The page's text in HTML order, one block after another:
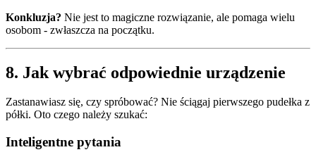
Konkluzja? Nie jest to magiczne rozwiązanie, ale pomaga wielu
osobom - zwłaszcza na początku.
8. Jak wybrać odpowiednie urządzenie
Zastanawiasz się, czy spróbować? Nie ściągaj pierwszego pudełka z
półki. Oto czego należy szukać:
Inteligentne pytania